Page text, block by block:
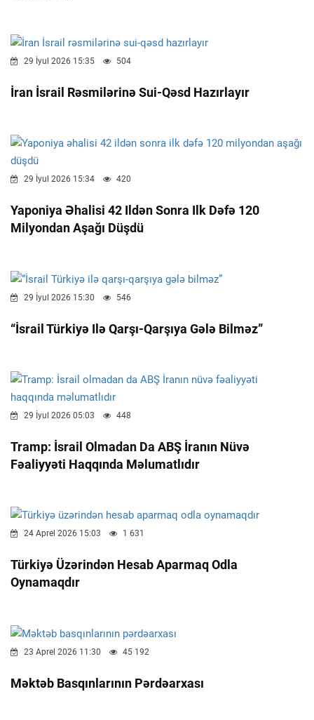
29 İyul 2026 15:35 504
İran İsrail Rəsmilərinə Sui-Qəsd Hazırlayır
29 İyul 2026 15:34 420
Yaponiya Əhalisi 42 Ildən Sonra Ilk Dəfə 120
Milyondan Aşağı Düşdü
29 İyul 2026 15:30 546
“İsrail Türkiyə Ilə Qarşı-Qarşıya Gələ Bilməz”
29 İyul 2026 05:03 448
Tramp: İsrail Olmadan Da ABŞ İranın Nüvə
Fəaliyyəti Haqqında Məlumatlıdır
24 Aprel 2026 15:03 1 631
Türkiyə Üzərindən Hesab Aparmaq Odla
Oynamaqdır
23 Aprel 2026 11:30 45 192
Məktəb Basqınlarının Pərdəarxası